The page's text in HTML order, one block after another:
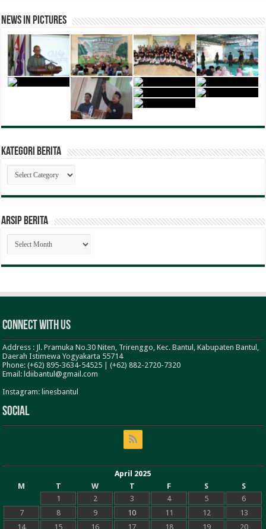
News in Pictures
Kategori Berita
Kategori
Berita
ARSIP BERITA
ARSIP
BERITA
Connect With Us
Address : Jl. Pramuka No.30 Niten, Trirenggo, Kec. Bantul, Kabupaten Bantul,
Daerah Istimewa Yogyakarta 55714
Phone: (+62) 895-3634-54525 | (+62) 882-2720-7320
Email: ldiibantul@gmail.com
Instagram: linesbantul
Social
April 2025
M
T W T F S
S
1
2 3 4 5
6
7
8 9 10 11 12
13
14
15 16 17 18 19 20